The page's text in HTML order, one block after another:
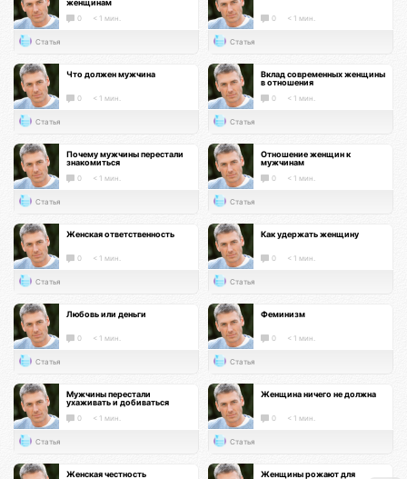
женщинам
0 < 1 мин.
Статья
0 < 1 мин.
Статья
Что должен мужчина
0 < 1 мин.
Статья
Вклад современных женщины
в отношения
0 < 1 мин.
Статья
Почему мужчины перестали
знакомиться
0 < 1 мин.
Статья
Отношение женщин к
мужчинам
0 < 1 мин.
Статья
Женская ответственность
0 < 1 мин.
Статья
Как удержать женщину
0 < 1 мин.
Статья
Любовь или деньги
0 < 1 мин.
Статья
Феминизм
0 < 1 мин.
Статья
Мужчины перестали
ухаживать и добиваться
0 < 1 мин.
Статья
Женщина ничего не должна
0 < 1 мин.
Статья
Женская честность
Женщины рожают для